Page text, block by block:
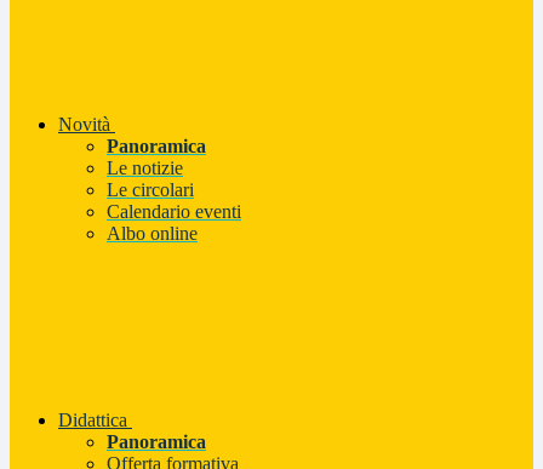
Novità
Panoramica
Le notizie
Le circolari
Calendario eventi
Albo online
Didattica
Panoramica
Offerta formativa